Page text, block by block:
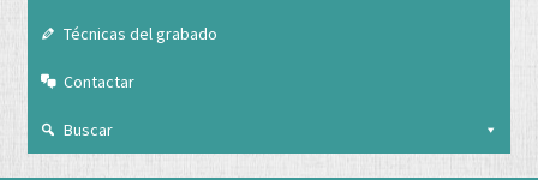
Técnicas del grabado
Contactar
Buscar